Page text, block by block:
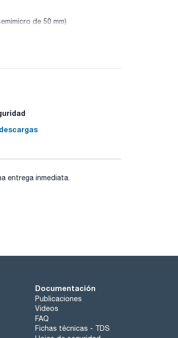
de 50 mm)
automáticamente por
de medida para todos los
entrega inmediata.
Documentación
Publicaciones
Videos
FAQ
Fichas técnicas - TDS